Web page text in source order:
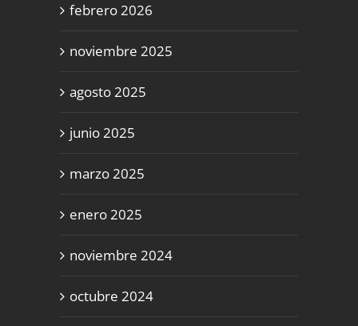
febrero 2026
noviembre 2025
agosto 2025
junio 2025
marzo 2025
enero 2025
noviembre 2024
octubre 2024